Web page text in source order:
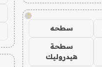
!
سطحه
سطحة
هيدروليك